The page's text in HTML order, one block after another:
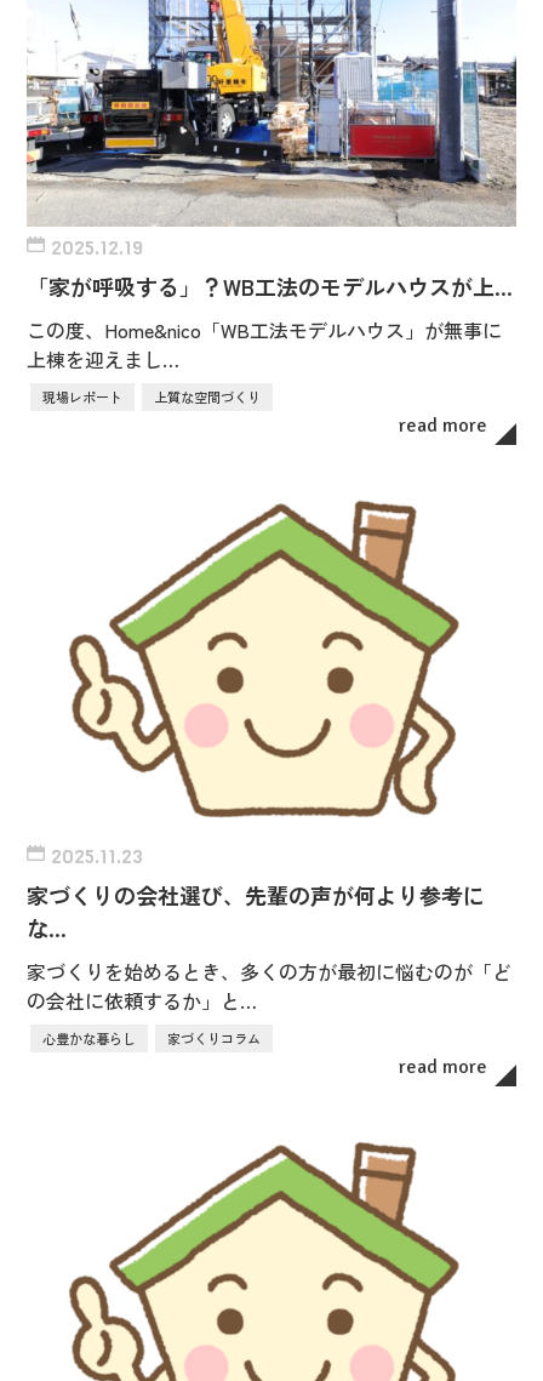
2025.12.19
「家が呼吸する」？WB工法のモデルハウスが上…
この度、Home&nico「WB工法モデルハウス」が無事に
上棟を迎えまし…
現場レポート 上質な空間づくり
read more
2025.11.23
家づくりの会社選び、先輩の声が何より参考に
な…
家づくりを始めるとき、多くの方が最初に悩むのが「ど
の会社に依頼するか」と…
心豊かな暮らし 家づくりコラム
read more